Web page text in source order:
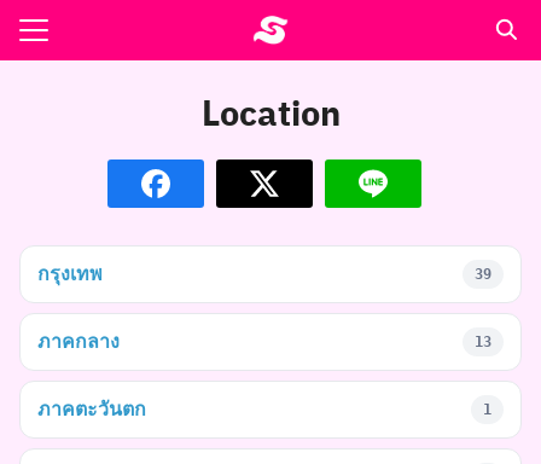
Skip
to
อาหาร ตำรับเอ๋
แกรมคำนวนเพื่อสุขภาพ
Location
กรุงเทพ 39
ภาคกลาง 13
ภาคตะวันตก 1